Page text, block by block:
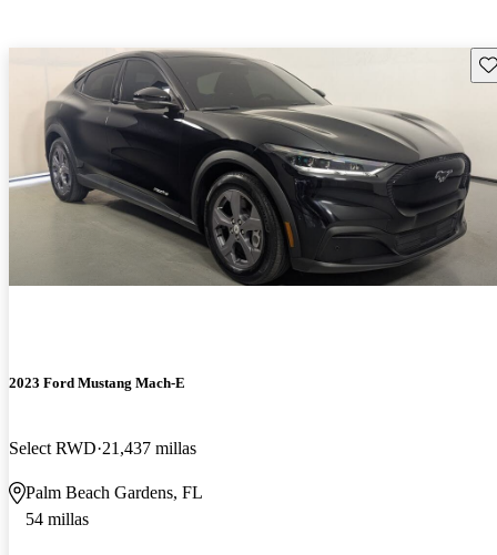
2023 Ford Mustang Mach-E
Select RWD 21,437 millas
Palm Beach Gardens, FL
54 millas